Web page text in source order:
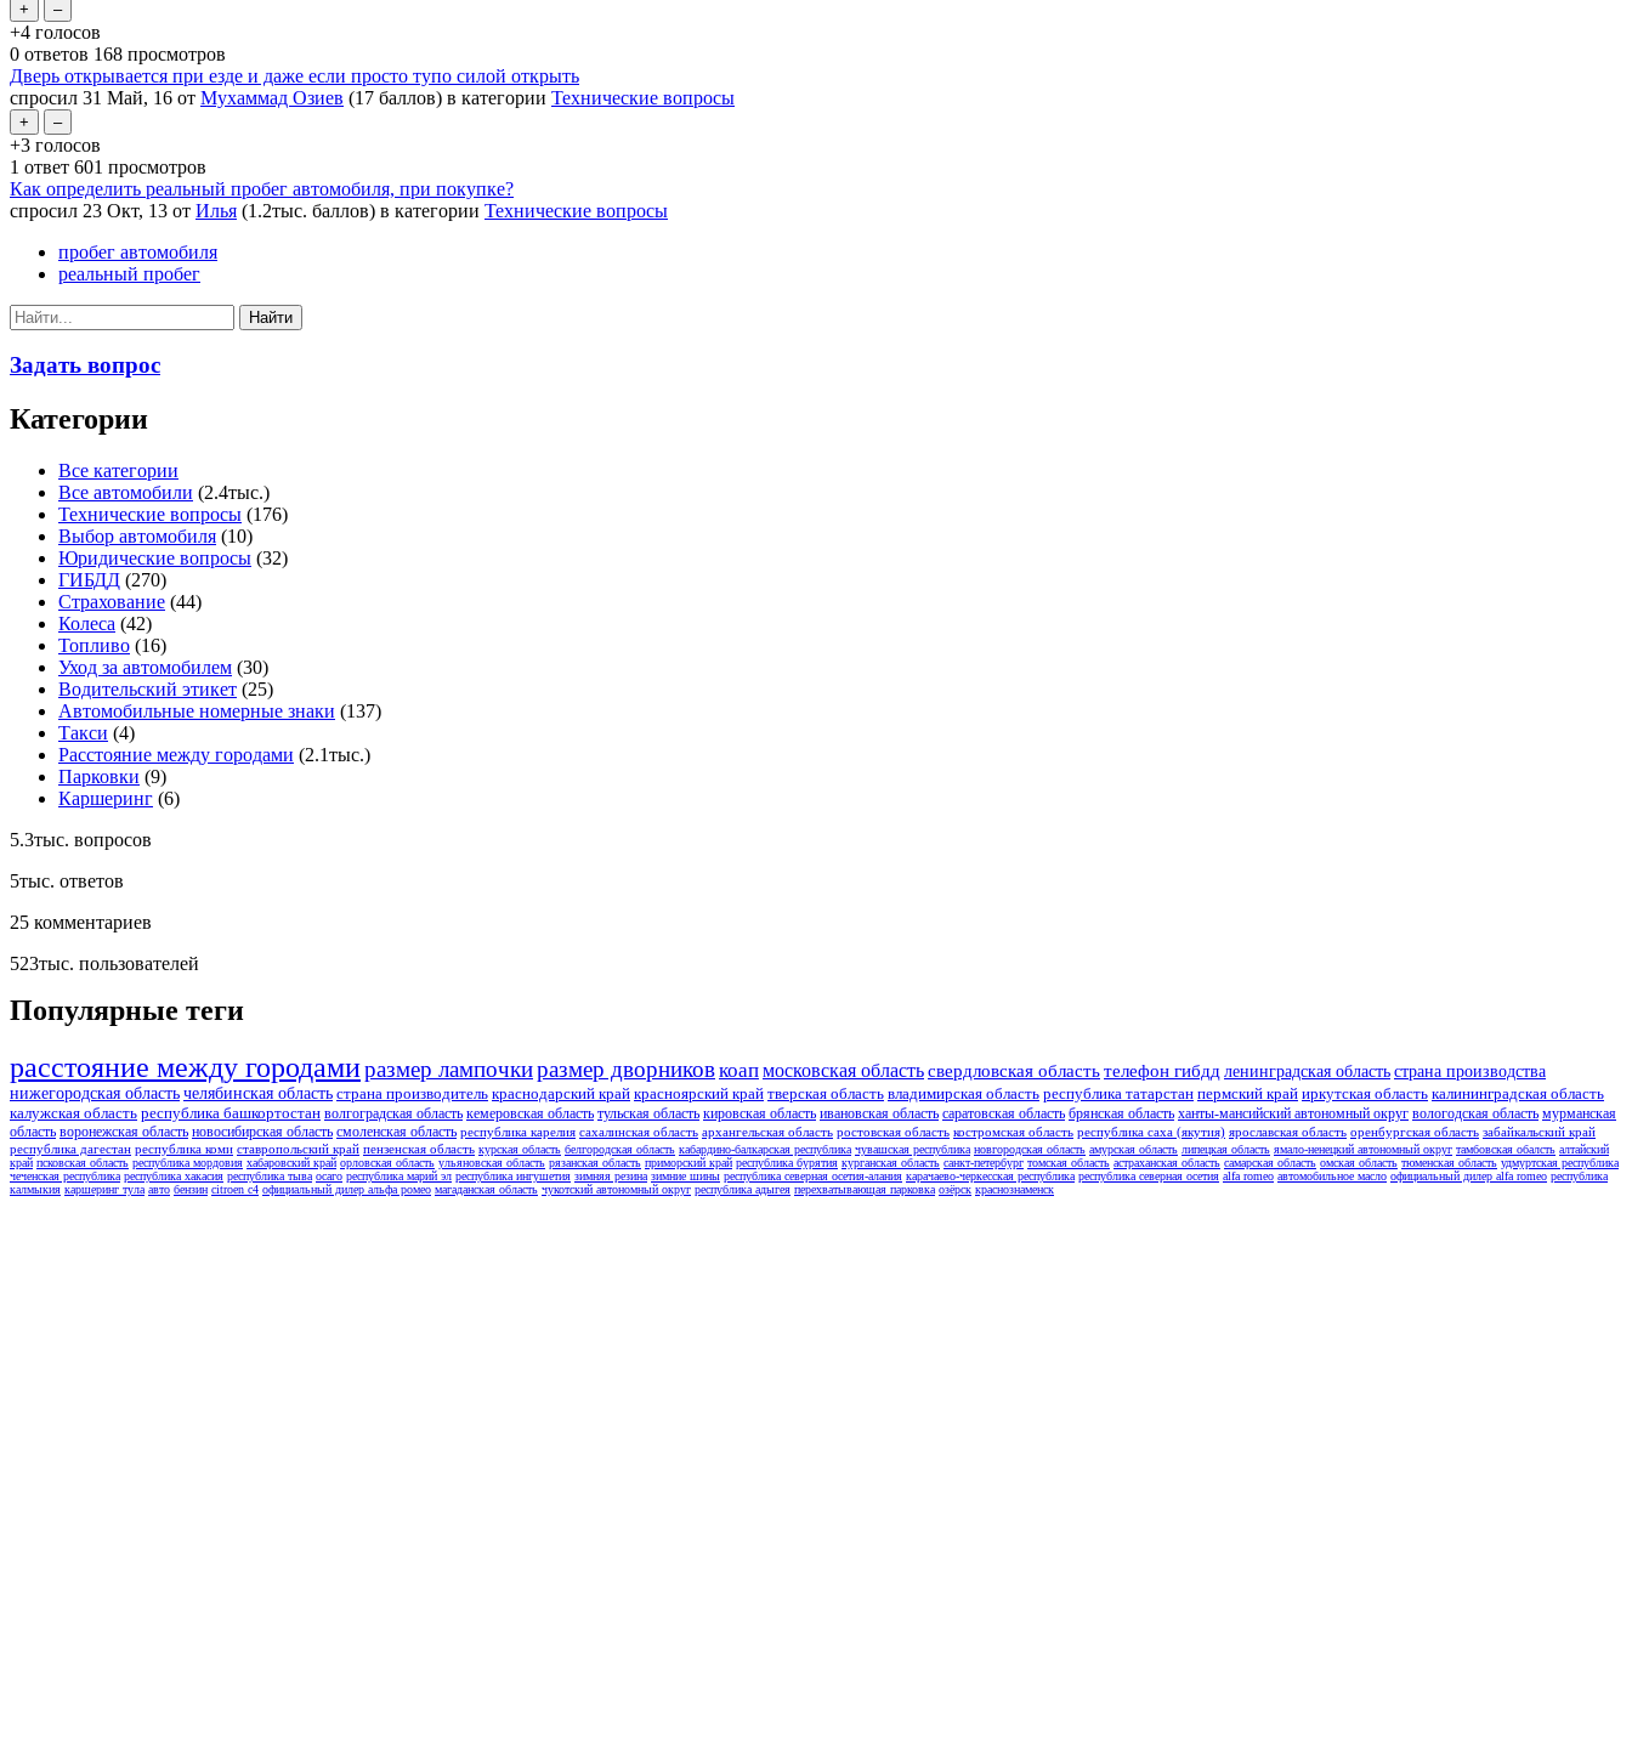
+4 голосов
0 ответов 168 просмотров
Дверь открывается при езде и даже если просто тупо силой открыть
спросил 31 Май, 16 от Мухаммад Озиев (17 баллов) в категории Технические вопросы
+3 голосов
1 ответ 601 просмотров
Как определить реальный пробег автомобиля, при покупке?
спросил 23 Окт, 13 от Илья (1.2тыс. баллов) в категории Технические вопросы
пробег автомобиля
реальный пробег
Задать вопрос
Категории
Все категории
Все автомобили (2.4тыс.)
Технические вопросы (176)
Выбор автомобиля (10)
Юридические вопросы (32)
ГИБДД (270)
Страхование (44)
Колеса (42)
Топливо (16)
Уход за автомобилем (30)
Водительский этикет (25)
Автомобильные номерные знаки (137)
Такси (4)
Расстояние между городами (2.1тыс.)
Парковки (9)
Каршеринг (6)
5.3тыс. вопросов
5тыс. ответов
25 комментариев
523тыс. пользователей
Популярные теги
расстояние между городамиразмер лампочкиразмер дворниковкоапмосковская областьсвердловская областьтелефон гибдд ленинградская область страна производства
нижегородская область челябинская область страна производитель краснодарский край красноярский край тверская область владимирская область республика татарстан пермский край иркутская область калининградская область
калужская область республика башкортостан волгоградская область кемеровская область тульская область кировская область ивановская область саратовская область брянская область ханты-мансийский автономный округ вологодская область мурманская
область воронежская область новосибирская область смоленская область республика карелия сахалинская область архангельская область ростовская область костромская область республика саха (якутия) ярославская область оренбургская область забайкальский край
республика дагестан республика коми ставропольский край пензенская область курская область белгородская область кабардино-балкарская республика чувашская республика новгородская область амурская область липецкая область ямало-ненецкий автономный округ тамбовская обалсть алтайский
край псковская область республика мордовия хабаровский край орловская область ульяновская область рязанская область приморский край республика бурятия курганская область санкт-петербург томская область астраханская область самарская область омская область тюменская область удмуртская республика
чеченская республика республика хакасия республика тыва осаго республика марий эл республика ингушетия зимняя резина зимние шины республика северная осетия-алания карачаево-черкесская республика республика северная осетия alfa romeo автомобильное масло официальный дилер alfa romeo республика
калмыкия каршеринг тула авто бензин citroen c4 официальный дилер альфа ромео магаданская область чукотский автономный округ республика адыгея перехватывающая парковка озёрск краснознаменск